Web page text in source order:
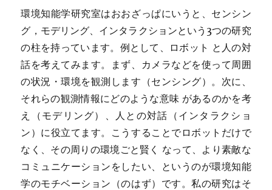
環境知能学研究室はおおざっぱにいうと、センシン
グ，モデリング、インタラクションという3つの研究
の柱を持っています。例として、ロボット と人の対
話を考えてみます。まず、カメラなどを使って周囲
の状況・環境を観測します（センシング）。次に、
それらの観測情報にどのような意味 があるのかを考
え（モデリング）、人との対話（インタラクショ
ン）に役立てます。こうすることでロボットだけで
なく、その周りの環境ごと賢く なって、より素敵な
コミュニケーションをしたい、というのが環境知能
学のモチベーション（のはず）です。私の研究はそ